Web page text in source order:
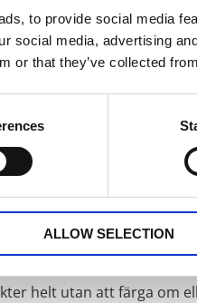
to provide social media
social media, advertising
or that they’ve collected
ALLOW SELECTION
skog och mark.
99 procent återvunnet
och miljö,
procent återvunnet
Den här typen av
är en enorm besparing
i dess rätta
är du med och sparar
svenskar gör av med
helt utan att färga